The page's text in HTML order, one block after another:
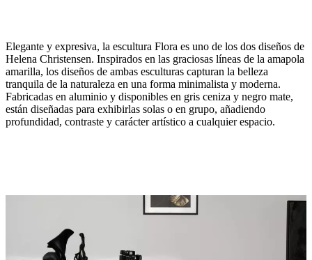
Diseñada
por
Elegante y expresiva, la escultura Flora es uno de los dos diseños de
Helena Christensen. Inspirados en las graciosas líneas de la amapola
amarilla, los diseños de ambas esculturas capturan la belleza
tranquila de la naturaleza en una forma minimalista y moderna.
Fabricadas en aluminio y disponibles en gris ceniza y negro mate,
están diseñadas para exhibirlas solas o en grupo, añadiendo
profundidad, contraste y carácter artístico a cualquier espacio.